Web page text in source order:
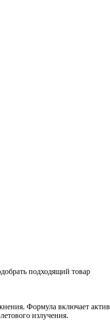
подходящий товар
Формула включает
излучения.